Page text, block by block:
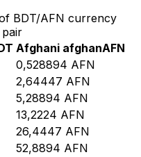
BDT/AFN currency
pair
Afghani afghanAFN
0,528894 AFN
2,64447 AFN
5,28894 AFN
13,2224 AFN
26,4447 AFN
52,8894 AFN